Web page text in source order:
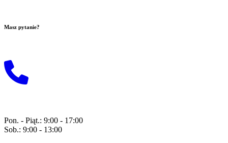
Masz pytanie?
Pon. - Piąt.: 9:00 - 17:00
Sob.: 9:00 - 13:00